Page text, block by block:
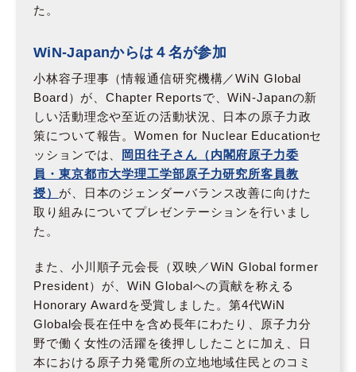
た。
WiN-Japanからは４名が参加
小林容子理事（情報通信研究機構／WiN Global
Board）が、Chapter Reportsで、WiN-Japanの新
しい活動理念や至近の活動状況、日本の原子力政
策について報告。Women for Nuclear Educationセ
ッションでは、 岡田往子さん（内閣府原子力委
員・東京都市大学理工学部原子力研究所客員教
授） が、日本のジェンダーバランス改善に向けた
取り組みについてプレゼンテーションを行いまし
た。
また、小川順子元会長（双映／WiN Global former
President）が、WiN Globalへの貢献を称える
Honorary Awardを受賞しました。第4代WiN
Global会長在任中を含め長年にわたり、原子力分
野で働く女性の活躍を後押ししたことに加え、日
本における原子力発電所の立地地域住民とのコミ